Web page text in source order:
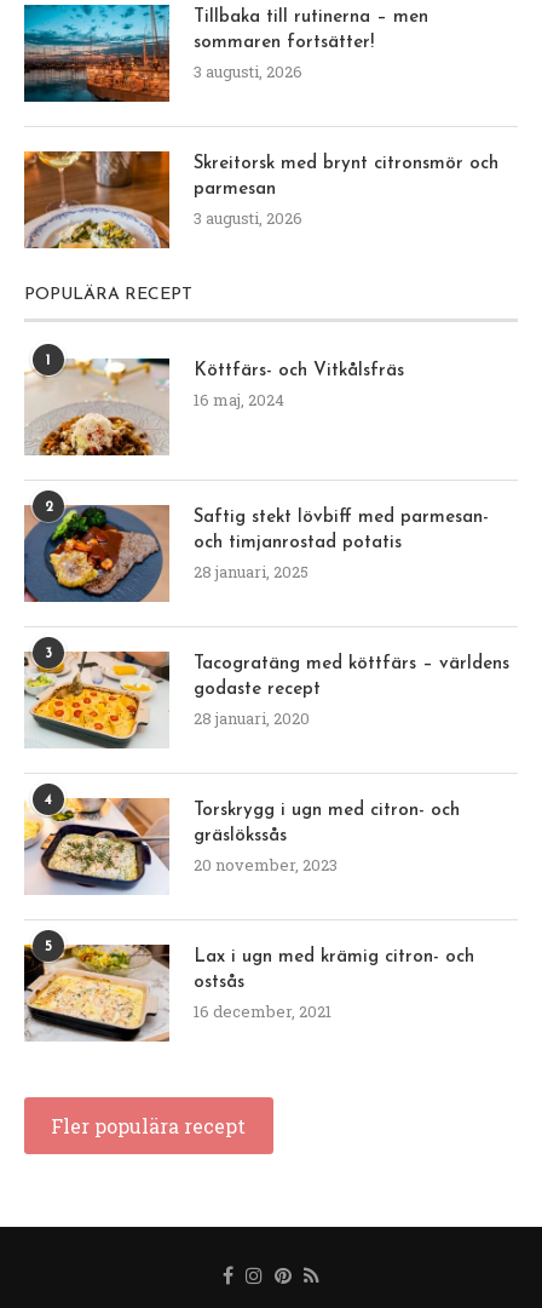
Tillbaka till rutinerna – men
sommaren fortsätter!
3 augusti, 2026
Skreitorsk med brynt citronsmör och
parmesan
3 augusti, 2026
POPULÄRA RECEPT
1
Köttfärs- och Vitkålsfräs
16 maj, 2024
2
Saftig stekt lövbiff med parmesan-
och timjanrostad potatis
28 januari, 2025
3
Tacogratäng med köttfärs – världens
godaste recept
28 januari, 2020
4
Torskrygg i ugn med citron- och
gräslökssås
20 november, 2023
5
Lax i ugn med krämig citron- och
ostsås
16 december, 2021
Fler populära recept